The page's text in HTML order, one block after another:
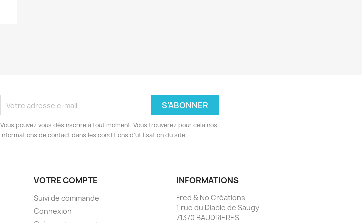
Vous pouvez vous désinscrire à tout moment. Vous trouverez pour cela nos
informations de contact dans les conditions d'utilisation du site.
VOTRE COMPTE
Suivi de commande
Connexion
INFORMATIONS
Fred & No Créations
1 rue du Diable de Saugy
71370 BAUDRIERES